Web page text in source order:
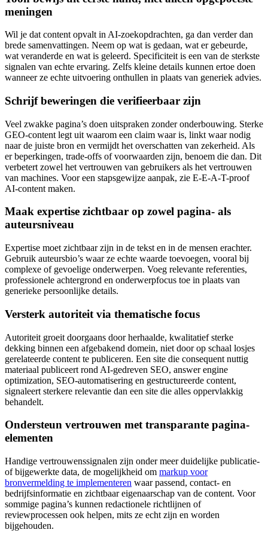
meningen
Wil je dat content opvalt in AI-zoekopdrachten, ga dan verder dan
brede samenvattingen. Neem op wat is gedaan, wat er gebeurde,
wat veranderde en wat is geleerd. Specificiteit is een van de sterkste
signalen van echte ervaring. Zelfs kleine details kunnen ertoe doen
wanneer ze echte uitvoering onthullen in plaats van generiek advies.
Schrijf beweringen die verifieerbaar zijn
Veel zwakke pagina’s doen uitspraken zonder onderbouwing. Sterke
GEO-content legt uit waarom een claim waar is, linkt waar nodig
naar de juiste bron en vermijdt het overschatten van zekerheid. Als
er beperkingen, trade-offs of voorwaarden zijn, benoem die dan. Dit
verbetert zowel het vertrouwen van gebruikers als het vertrouwen
van machines. Voor een stapsgewijze aanpak, zie E-E-A-T-proof
AI-content maken.
Maak expertise zichtbaar op zowel pagina- als
auteursniveau
Expertise moet zichtbaar zijn in de tekst en in de mensen erachter.
Gebruik auteursbio’s waar ze echte waarde toevoegen, vooral bij
complexe of gevoelige onderwerpen. Voeg relevante referenties,
professionele achtergrond en onderwerpfocus toe in plaats van
generieke persoonlijke details.
Versterk autoriteit via thematische focus
Autoriteit groeit doorgaans door herhaalde, kwalitatief sterke
dekking binnen een afgebakend domein, niet door op schaal losjes
gerelateerde content te publiceren. Een site die consequent nuttig
materiaal publiceert rond AI-gedreven SEO, answer engine
optimization, SEO-automatisering en gestructureerde content,
signaleert sterkere relevantie dan een site die alles oppervlakkig
behandelt.
Ondersteun vertrouwen met transparante pagina-
elementen
Handige vertrouwenssignalen zijn onder meer duidelijke publicatie-
of bijgewerkte data, de mogelijkheid om markup voor
bronvermelding te implementeren waar passend, contact- en
bedrijfsinformatie en zichtbaar eigenaarschap van de content. Voor
sommige pagina’s kunnen redactionele richtlijnen of
reviewprocessen ook helpen, mits ze echt zijn en worden
bijgehouden.